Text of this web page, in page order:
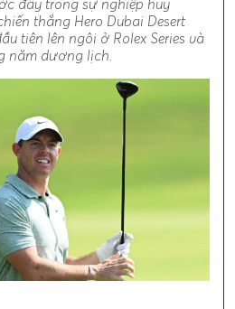
đây trong sự nghiệp huy
thắng Hero Dubai Desert
tiên lên ngôi ở Rolex Series và
năm dương lịch.